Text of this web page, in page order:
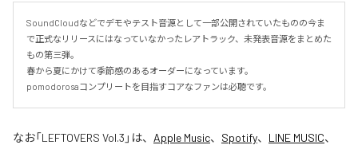
SoundCloudなどでデモやテスト音源として一部公開されていたものの今ま
で正式なリリースにはなっていなかったレアトラック、未発表音源をまとめた
もの第三弾。
春から夏にかけて季節感のあるオーダーになっています。
pomodorosaコンプリートを目指すコアなファンは必聴です。
なお「LEFTOVERS Vol.3 」は、 Apple Music、 Spotify、 LINE MUSIC、